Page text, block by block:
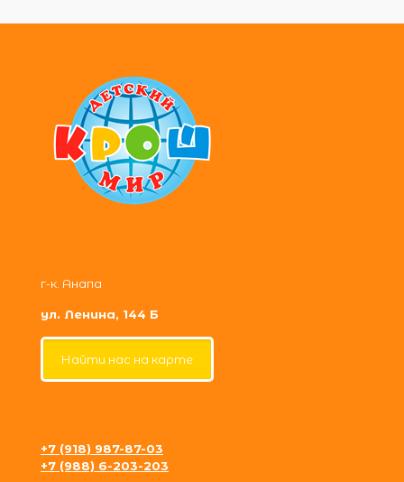
г-к. Анапа
ул. Ленина, 144 Б
Найти нас на карте
+7 (918) 987-87-03
+7 (988) 6-203-203